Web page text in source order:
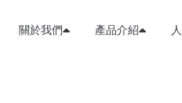
關於我們 產品介紹